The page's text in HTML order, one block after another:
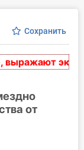
Сохранить
от